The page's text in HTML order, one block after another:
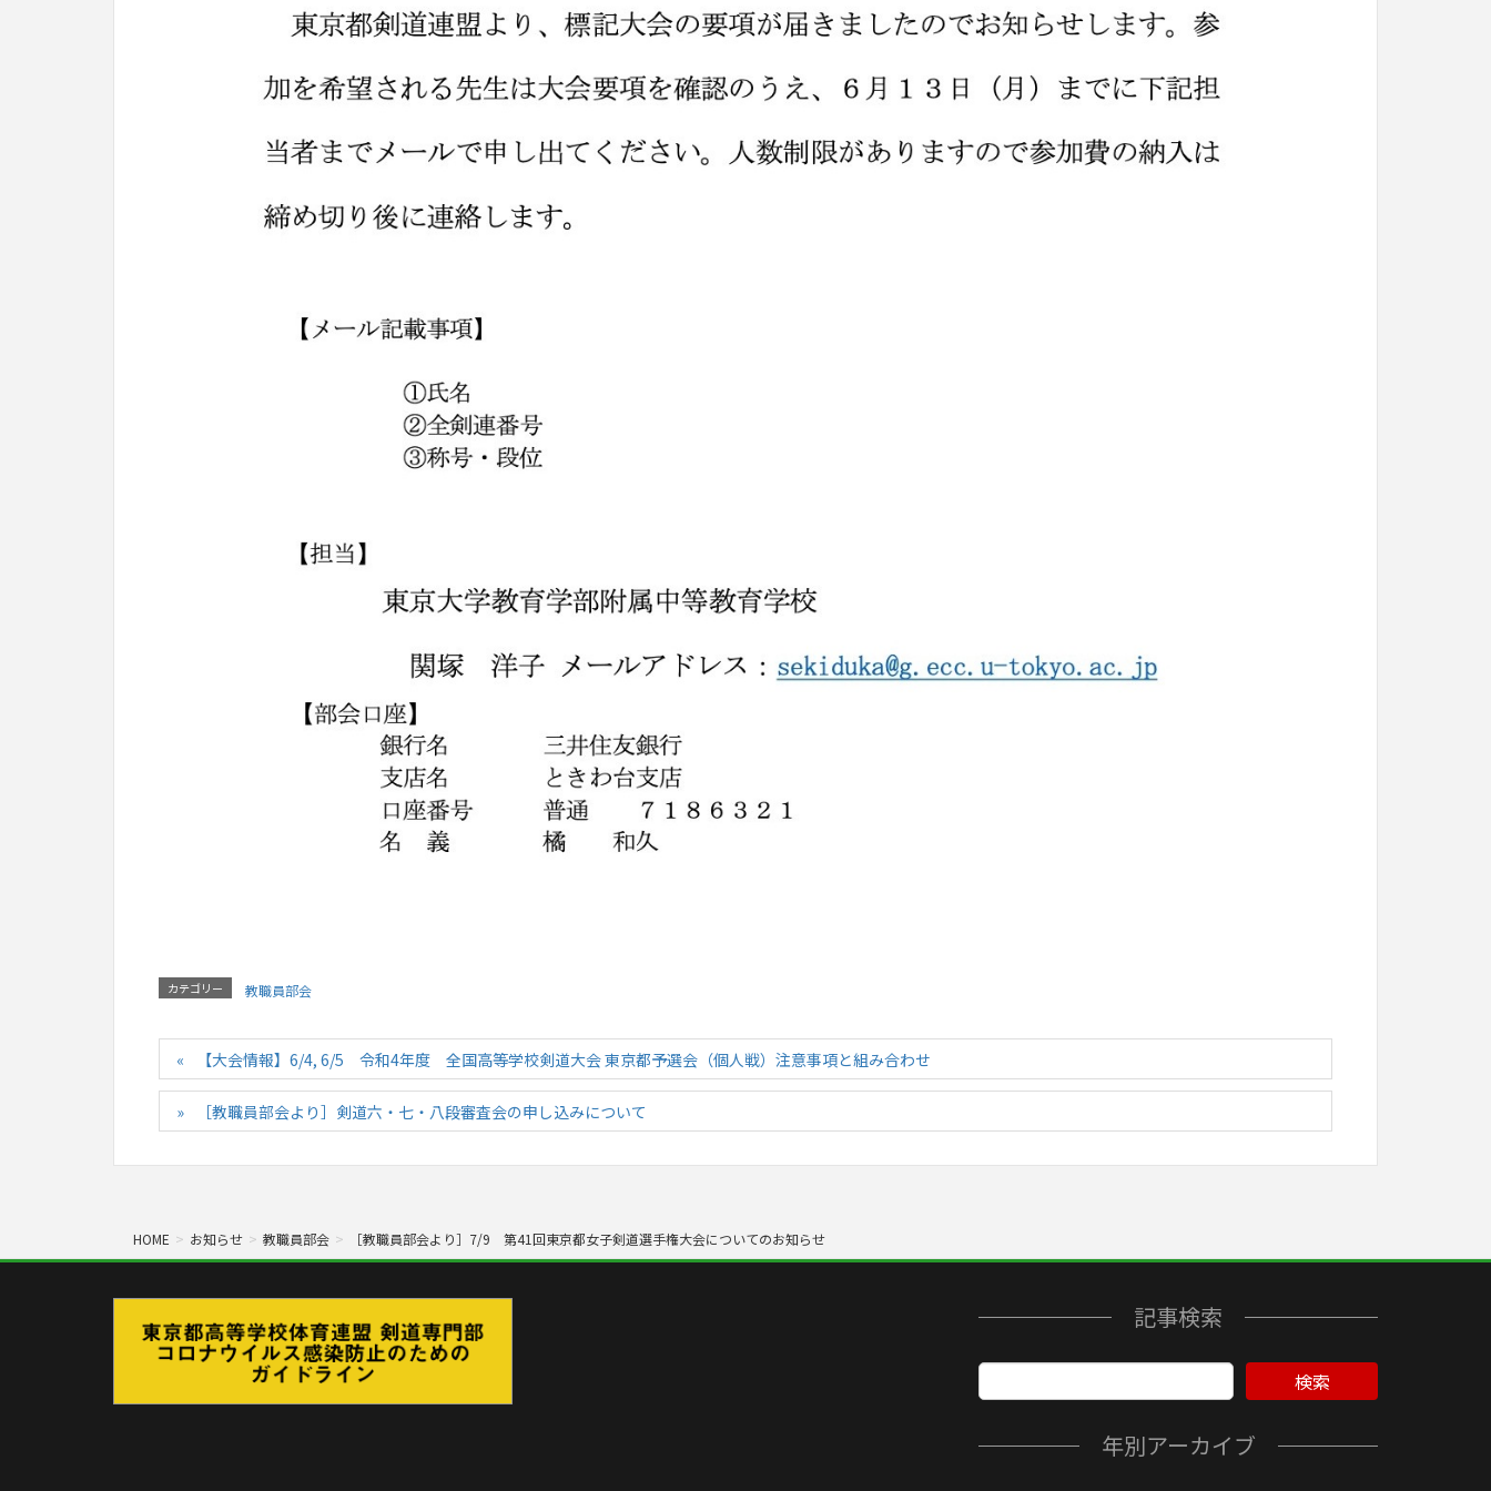
カテゴリー 教職員部会
【大会情報】6/4, 6/5 令和4年度 全国高等学校剣道大会 東京都予選会（個人戦）注意事項と組み合わせ
［教職員部会より］剣道六・七・八段審査会の申し込みについて
HOME お知らせ 教職員部会 ［教職員部会より］7/9 第41回東京都女子剣道選手権大会についてのお知らせ
記事検索
検索
年別アーカイブ